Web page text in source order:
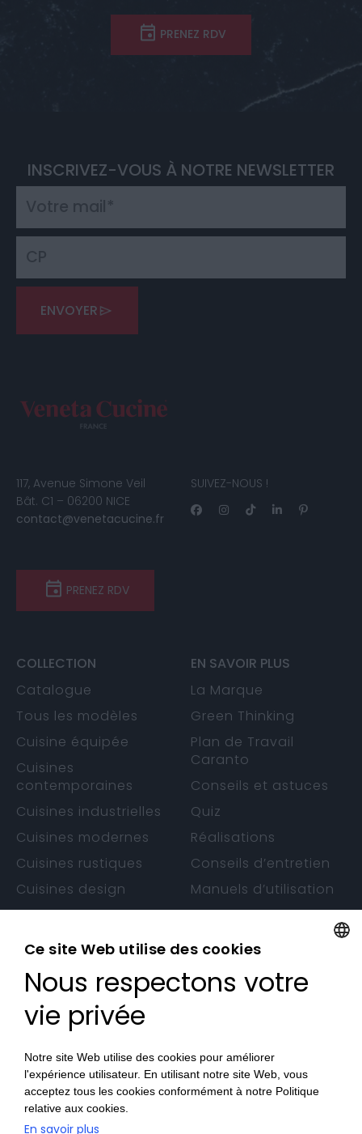
PRENEZ RDV
INSCRIVEZ-VOUS À NOTRE NEWSLETTER
ENVOYER
117, Avenue Simone Veil
Bât. C1 – 06200 NICE
contact@venetacucine.fr
SUIVEZ-NOUS !
PRENEZ RDV
COLLECTION
Catalogue
Tous les modèles
Cuisine équipée
Cuisines
contemporaines
Cuisines industrielles
Cuisines modernes
Cuisines rustiques
Cuisines design
Cuisines sans
EN SAVOIR PLUS
La Marque
Green Thinking
Plan de Travail
Caranto
Conseils et astuces
Quiz
Réalisations
Conseils d’entretien
Manuels d’utilisation
Garantie
CONTACTS
Nos Magasins
Devenez Revendeur
Travaillez avec nous
Ce site Web utilise des cookies
Nous respectons votre
vie privée
Notre site Web utilise des cookies pour améliorer
l'expérience utilisateur. En utilisant notre site Web, vous
acceptez tous les cookies conformément à notre Politique
relative aux cookies.
En savoir plus